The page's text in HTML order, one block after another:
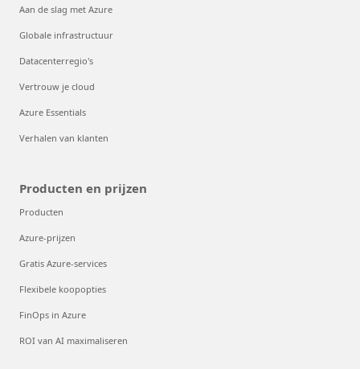
Aan de slag met Azure
Globale infrastructuur
Datacenterregio's
Vertrouw je cloud
Azure Essentials
Verhalen van klanten
Producten en prijzen
Producten
Azure-prijzen
Gratis Azure-services
Flexibele koopopties
FinOps in Azure
ROI van AI maximaliseren